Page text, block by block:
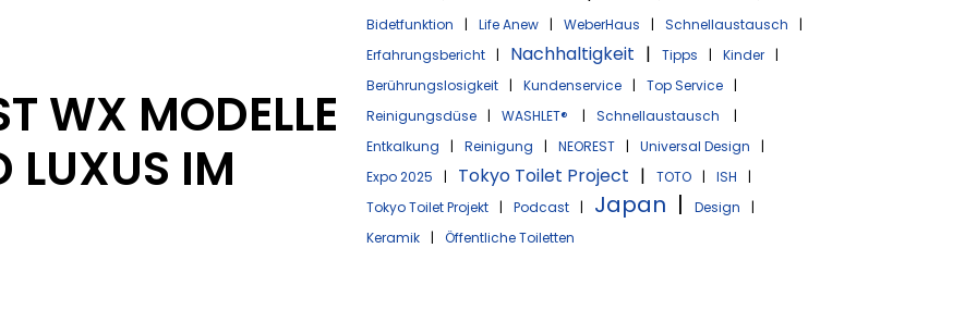
WX MODELLE
LUXUS IM
Bidetfunktion
| Life Anew | WeberHaus | Schnellaustausch
|
Erfahrungsbericht
| Nachhaltigkeit | Tipps | Kinder
|
Berührungslosigkeit
| Kundenservice | Top Service
|
Reinigungsdüse
| WASHLET® | Schnellaustausch
|
Entkalkung
| Reinigung | NEOREST | Universal Design
|
Expo 2025
| Tokyo Toilet Project | TOTO | ISH
|
Tokyo Toilet Projekt
| Podcast | Japan | Design
|
Keramik
| Öffentliche Toiletten